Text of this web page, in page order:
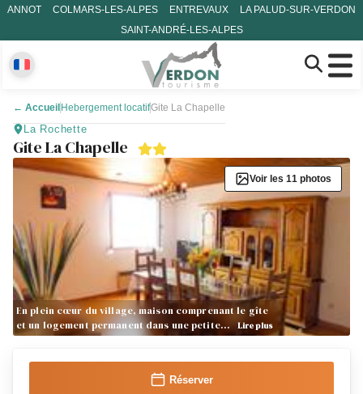
ANNOT COLMARS-LES-ALPES ENTREVAUX
LA PALUD-SUR-VERDON
SAINT-ANDRÉ-LES-ALPES
← Accueil Hebergement locatifGite La Chapelle
La Rochette
Gite La Chapelle
En plein cœur du village, maison comprenant le gîte
et un logement permanent dans une petite… Lire plus
Voir les 11 photos
Réserver